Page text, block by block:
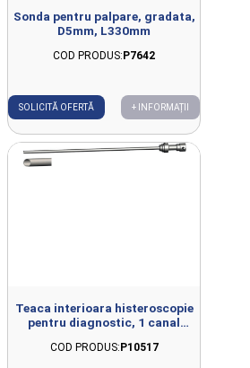
Sonda pentru palpare, gradata,
D5mm, L330mm
COD PRODUS:P7642
SOLICITĂ OFERTĂ + INFORMAȚII
Teaca interioara histeroscopie
pentru diagnostic, 1 canal
L300mm
COD PRODUS: P10517